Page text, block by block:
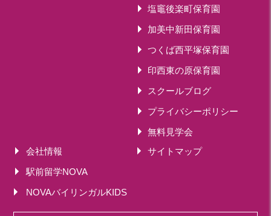
塩竈後楽町保育園
加美中新田保育園
つくば西平塚保育園
印西東の原保育園
スクールブログ
プライバシーポリシー
無料見学会
会社情報
サイトマップ
駅前留学NOVA
NOVAバイリンガルKIDS